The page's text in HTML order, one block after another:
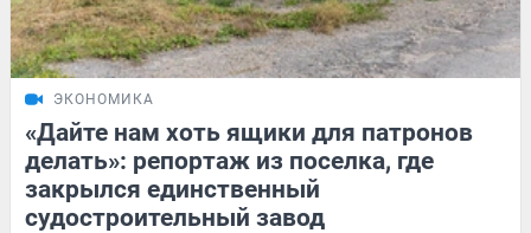
ЭКОНОМИКА
«Дайте нам хоть ящики для патронов
делать»: репортаж из поселка, где
закрылся единственный
судостроительный завод